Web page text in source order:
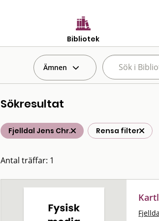
Bibliotek
Ämnen
Sökresultat
Fjelldal Jens Chr. Rensa filter
Antal träffar: 1